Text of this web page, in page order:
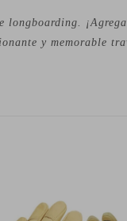
longboarding.
y memorable